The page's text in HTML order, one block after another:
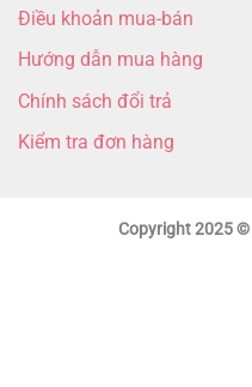
Điều khoản mua-bán
Hướng dẫn mua hàng
Chính sách đổi trả
Kiểm tra đơn hàng
Copyright 2025 ©